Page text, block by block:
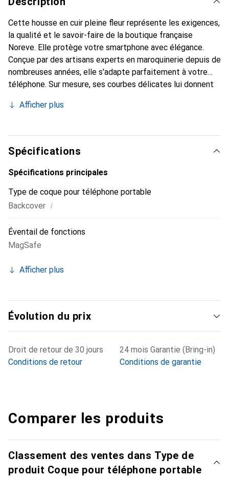
Cette housse en cuir pleine fleur représente les exigences,
la qualité et le savoir-faire de la boutique française
Noreve. Elle protège votre smartphone avec élégance.
Conçue par des artisans experts en maroquinerie depuis de
nombreuses années, elle s'adapte parfaitement à votre
téléphone. Sur mesure, ses courbes délicates lui donnent
et indispensable de votre smartphone. Reconnaître
marque Noreve est un choix sûr pour une clientèle
exigeante.
Afficher plus
Spécifications
Spécifications principales
Type de coque pour téléphone portable
Backcover i
Éventail de fonctions
MagSafe
Afficher plus
Évolution du prix
Droit de retour de 30 jours
Conditions de retour
24 mois Garantie (Bring-in)
Conditions de garantie
Comparer les produits
Classement des ventes dans Type de
produit Coque pour téléphone portable